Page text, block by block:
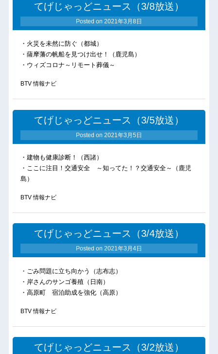
てげじゃっどニュース（3/8放送）
Posted on 2021年3月8日
・火災を未然に防ぐ（都城）
・薩摩藩の帆船を見つけ出せ！（鹿児島）
・ウィズコロナ～リモート葬儀～
BTV 情報ナビ
てげじゃっどニュース（3/5放送）
Posted on 2021年3月5日
・建物も健康診断！（西諸）
・ここに注目！交通安全 ～知ってた！？交通安全～（鹿児
島）
BTV 情報ナビ
てげじゃっどニュース（3/4放送）
Posted on 2021年3月4日
・ごみ問題に立ち向かう（志布志）
・岸さんのサンゴ養殖（日南）
・高原町 宿泊助成を強化（高原）
BTV 情報ナビ
てげじゃっどニュース（3/2放送）